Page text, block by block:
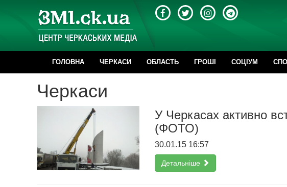
ГОЛОВНА ЧЕРКАСИ ОБЛАСТЬ ГРОШІ CОЦІУМ
Черкаси
У Черкасах активно
(ФОТО)
30.01.15 16:57
Детальніше